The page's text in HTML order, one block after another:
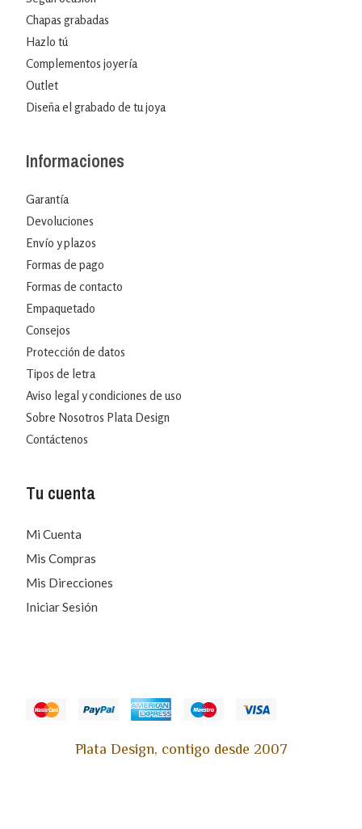
Chapas grabadas
Hazlo tú
Complementos joyería
Outlet
Diseña el grabado de tu joya
Informaciones
Garantía
Devoluciones
Envío y plazos
Formas de pago
Formas de contacto
Empaquetado
Consejos
Protección de datos
Tipos de letra
Aviso legal y condiciones de uso
Sobre Nosotros Plata Design
Contáctenos
Tu cuenta
Mi Cuenta
Mis Compras
Mis Direcciones
Iniciar Sesión
Plata Design, contigo desde 2007